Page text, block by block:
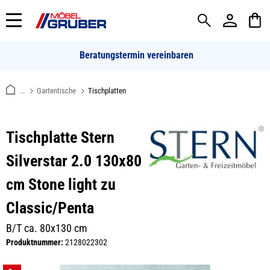
springen
Beratungstermin vereinbaren
... Gartentische Tischplatten
Tischplatte Stern
Silverstar 2.0 130x80
cm Stone light zu
Classic/Penta
B/T ca. 80x130 cm
Produktnummer: 2128022302